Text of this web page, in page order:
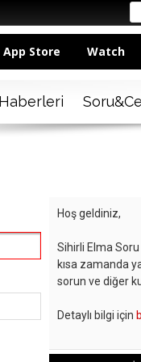
App Store Watch
Hoş geldiniz,
Sihirli Elma Soru
kısa zamanda
sorun ve diğer
Detaylı bilgi için